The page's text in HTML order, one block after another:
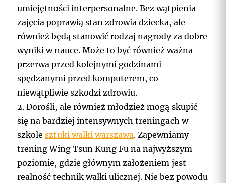
umiejętności interpersonalne. Bez wątpienia
zajęcia poprawią stan zdrowia dziecka, ale
również będą stanowić rodzaj nagrody za dobre
wyniki w nauce. Może to być również ważna
przerwa przed kolejnymi godzinami
spędzanymi przed komputerem, co
niewątpliwie szkodzi zdrowiu.
2. Dorośli, ale również młodzież mogą skupić
się na bardziej intensywnych treningach w
szkolesztuki walki warszawa. Zapewniamy
trening Wing Tsun Kung Fu na najwyższym
poziomie, gdzie głównym założeniem jest
realność technik walki ulicznej. Nie bez powodu